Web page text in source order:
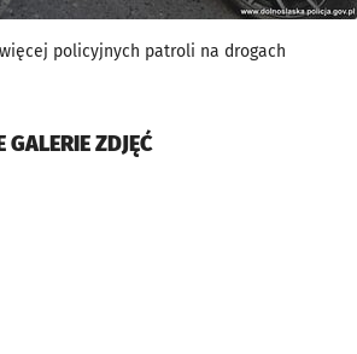
policyjnych patroli na drogach
GALERIE ZDJĘĆ